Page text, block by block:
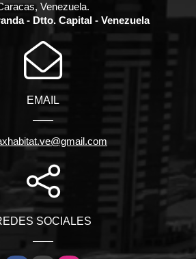
Venezuela.
- Dtto. Capital - Venezuela
EMAIL
SOCIALES